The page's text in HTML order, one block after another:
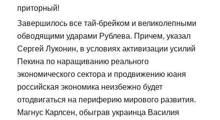
приторный!
Завершилось все тай-брейком и великолепными
обводящими ударами Рублева. Причем, указал
Сергей Луконин, в условиях активизации усилий
Пекина по наращиванию реального
экономического сектора и продвижению юаня
российская экономика неизбежно будет
отодвигаться на периферию мирового развития.
Магнус Карлсен, обыграв украинца Василия